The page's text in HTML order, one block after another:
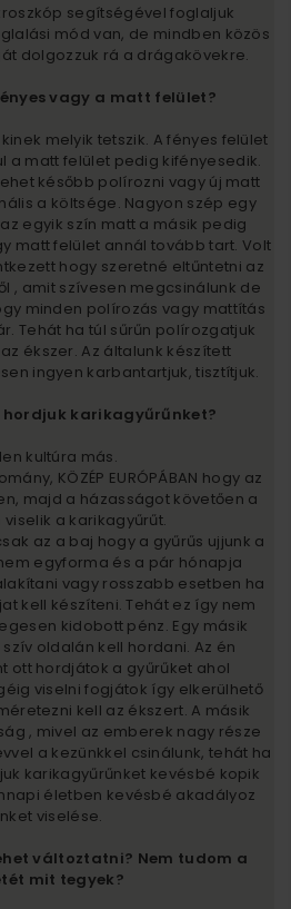
segítségével foglaljuk
mód van, de mindben közös
dolgozzuk rá a drágakövekre.
vagy a matt felület?
melyik tetszik. A fényes felület
a matt felület pedig kifényesedik.
később polírozni vagy új matt
a költsége. Nagyon szép egy
egyik szín matt a másik pedig
matt felület annál tovább tart. Volt
hogy szeretné eltűntetni az
, amit szívesen megcsinálunk de
minden polírozás vagy mattítás
Tehát ha túl sűrűn polírozgatjuk
ékszer. Az általunk készített
ingyen karbantartjuk, tisztítjuk.
hordjuk karikagyűrűnket?
kultúra más.
KÖZÉP EURÓPÁBAN hogy az
majd a házasságot követően a
a karikagyűrűt.
az a baj hogy a gyűrűs ujjunk a
egyforma és a pár hónapja
vagy rosszabb esetben ha
kell készíteni. Tehát ez így nem
kidobott pénz. Egy másik
oldalán kell hordani. Az én
ott hordjátok a gyűrűket ahol
viselni fogjátok így elkerülhető
kell az ékszert. A másik
, mivel az emberek nagy része
a kezünkkel csinálunk, tehát ha
karikagyűrűnket kevésbé kopik
életben kevésbé akadályoz
viselése.
változtatni? Nem tudom a
mit tegyek?